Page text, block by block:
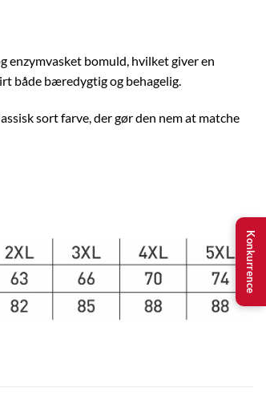
enzymvasket bomuld, hvilket giver en
både bæredygtig og behagelig.
sort farve, der gør den nem at matche
Konkurrence